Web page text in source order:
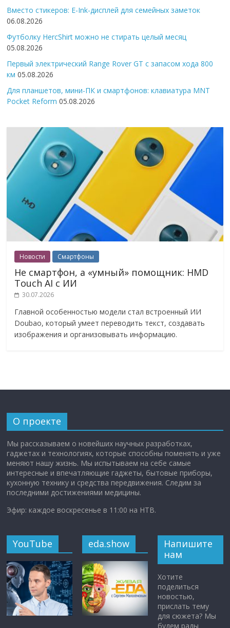
Вместо стикеров: E-Ink-дисплей для семейных заметок
06.08.2026
Футболку HercShirt можно не стирать целый месяц
05.08.2026
Первый электрический Range Rover GT с запасом хода 800
км 05.08.2026
Для планшетов, мини-ПК и смартфонов: клавиатура MNT
Pocket Reform 05.08.2026
Новости Смартфоны
Не смартфон, а «умный» помощник: HMD
Touch AI с ИИ
30.07.2026
Главной особенностью модели стал встроенный ИИ
Doubao, который умеет переводить текст, создавать
изображения и организовывать информацию.
О проекте
Мы рассказываем о новейших научных разработках,
гаджетах и технологиях, которые способны поменять и уже
меняют нашу жизнь. Мы испытываем на себе самые
интересные и впечатляющие гаджеты, бытовые приборы,
кухонную технику и средства передвижения. Следим за
последними достижениями медицины.
Эфир: каждое воскресенье в 11:00 на НТВ.
YouTube eda.show
Напишите
нам
Хотите
поделиться
новостью,
прислать тему
для сюжета? Мы
будем рады